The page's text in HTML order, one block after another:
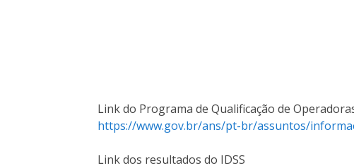
Link do Programa de Qualificação de
https://www.gov.br/ans/pt-br/assuntos/
Link dos resultados do IDSS